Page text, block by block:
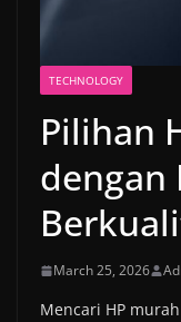
TECHNOLOGY
Pilihan
dengan
March 25, 2026
Mencari HP